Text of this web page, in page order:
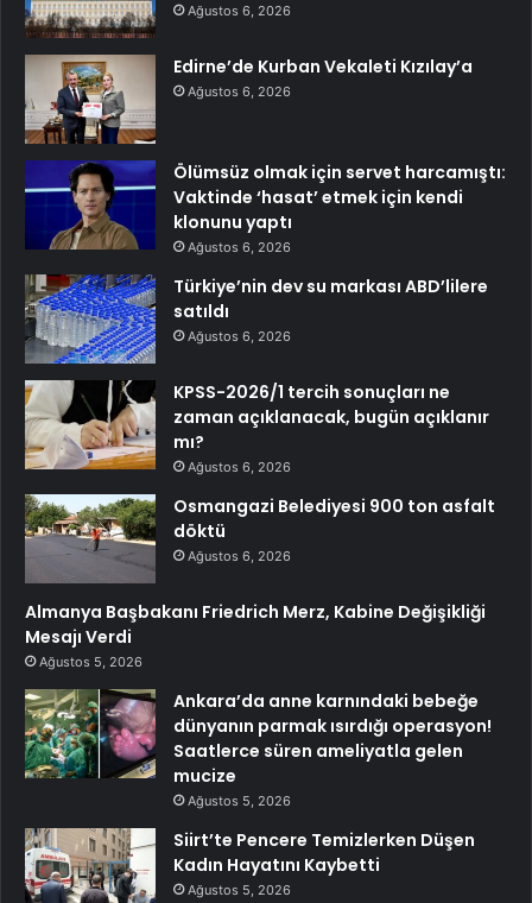
Ağustos 6, 2026
Edirne’de Kurban Vekaleti Kızılay’a
Ağustos 6, 2026
Ölümsüz olmak için servet harcamıştı:
Vaktinde ‘hasat’ etmek için kendi
klonunu yaptı
Ağustos 6, 2026
Türkiye’nin dev su markası ABD’lilere
satıldı
Ağustos 6, 2026
KPSS-2026/1 tercih sonuçları ne
zaman açıklanacak, bugün açıklanır
mı?
Ağustos 6, 2026
Osmangazi Belediyesi 900 ton asfalt
döktü
Ağustos 6, 2026
Almanya Başbakanı Friedrich Merz, Kabine Değişikliği
Mesajı Verdi
Ağustos 5, 2026
Ankara’da anne karnındaki bebeğe
dünyanın parmak ısırdığı operasyon!
Saatlerce süren ameliyatla gelen
mucize
Ağustos 5, 2026
Siirt’te Pencere Temizlerken Düşen
Kadın Hayatını Kaybetti
Ağustos 5, 2026